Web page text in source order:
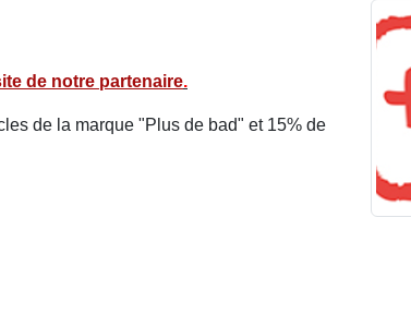
de notre partenaire.
de la marque "Plus de bad" et 15% de